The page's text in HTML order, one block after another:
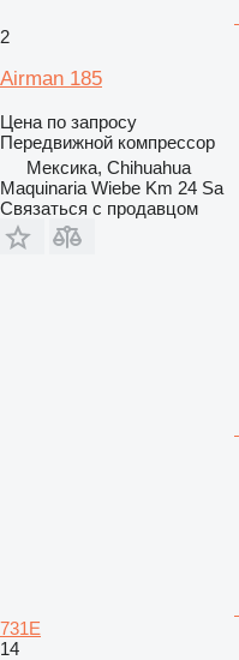
2
Airman 185
Цена по запросу
Передвижной компрессор
Мексика, Chihuahua
Maquinaria Wiebe Km 24 Sa
Связаться с продавцом
731E
14